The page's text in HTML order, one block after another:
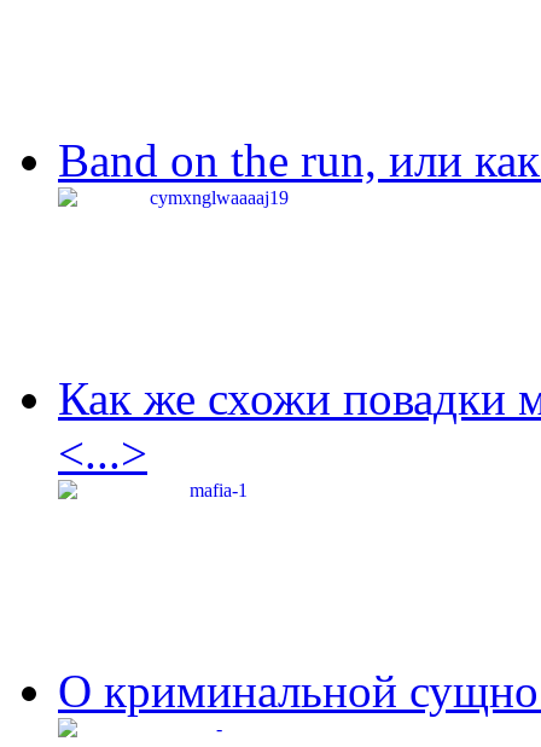
Band on the run, или
Как же схожи повадки
<...>
О криминальной